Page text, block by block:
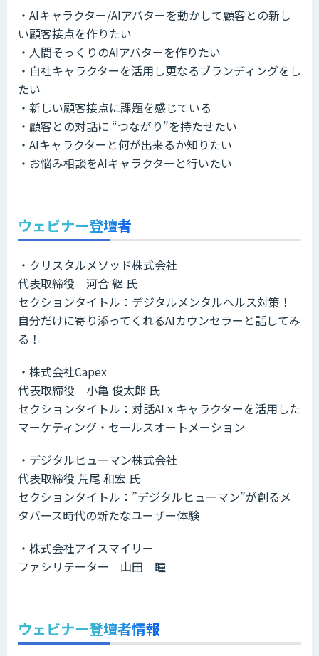
・AIキャラクター/AIアバターを動かして顧客との新し
い顧客接点を作りたい
・人間そっくりのAIアバターを作りたい
・自社キャラクターを活用し更なるブランディングをし
たい
・新しい顧客接点に課題を感じている
・顧客との対話に “つながり”を持たせたい
・AIキャラクターと何が出来るか知りたい
・お悩み相談をAIキャラクターと行いたい
ウェビナー登壇者
・クリスタルメソッド株式会社
代表取締役 河合 継 氏
セクションタイトル：デジタルメンタルヘルス対策！
自分だけに寄り添ってくれるAIカウンセラーと話してみ
る！
・株式会社Capex
代表取締役 小亀 俊太郎 氏
セクションタイトル：対話AI x キャラクターを活用した
マーケティング・セールスオートメーション
・デジタルヒューマン株式会社
代表取締役 荒尾 和宏 氏
セクションタイトル：”デジタルヒューマン”が創るメ
タバース時代の新たなユーザー体験
・株式会社アイスマイリー
ファシリテーター 山田 瞳
ウェビナー登壇者情報